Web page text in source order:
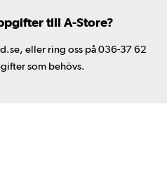
till A-Store?
eller ring oss på 036-37 62
som behövs.